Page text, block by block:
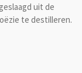
uit de
te destilleren.